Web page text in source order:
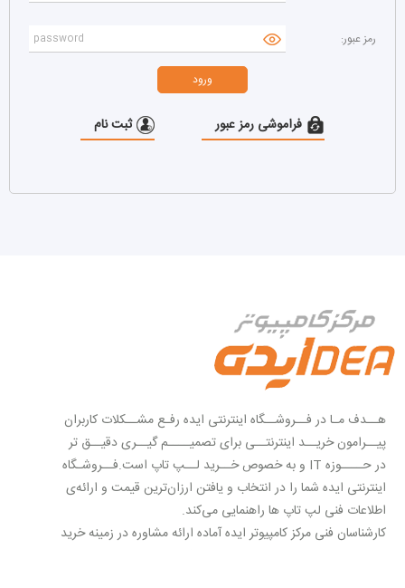
لوازم جانبی لپ تاپ رمز عبور:
فراموشی رمز عبور ثبت نام
هــدف مـا در فــروشــگاه اینترنتی ایده رفـع مشــکلات کاربران
پیــرامون خریــد اینترنتــی برای تصمیــــم گیــری دقیــق تر
در حــــوزه IT و به خصوص خــرید لــپ تاپ است.فــروشـگاه
اینترنتی ایده شما را در انتخاب و یافتن ارزان‌ترین قیمت و ارائه‌ی
اطلاعات فنی لپ تاپ ها راهنمایی می‌کند.
کارشناسان فنی مرکز کامپیوتر ایده آماده ارائه مشاوره در زمینه خرید